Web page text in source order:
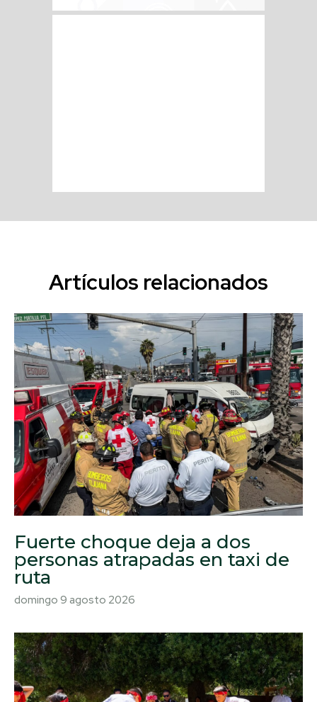
Artículos relacionados
Fuerte choque deja a dos
personas atrapadas en taxi de
ruta
domingo 9 agosto 2026